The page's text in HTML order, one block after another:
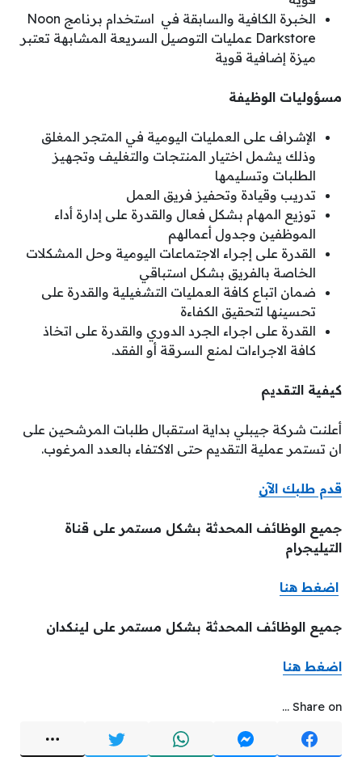
الخبرة الكافية والسابقة في استخدام برنامج Noon
Darkstore عمليات التوصيل السريعة المشابهة تعتبر
ميزة إضافية قوية
مسؤوليات الوظيفة
الإشراف على العمليات اليومية في المتجر المغلق
وذلك يشمل اختيار المنتجات والتغليف وتجهيز
الطلبات وتسليمها
تدريب وقيادة وتحفيز فريق العمل
توزيع المهام بشكل فعال والقدرة على إدارة أداء
الموظفين وجدول أعمالهم
القدرة على إجراء الاجتماعات اليومية وحل المشكلات
الخاصة بالفريق بشكل استباقي
ضمان اتباع كافة العمليات التشغيلية والقدرة على
تحسينها لتحقيق الكفاءة
القدرة على اجراء الجرد الدوري والقدرة على اتخاذ
كافة الاجراءات لمنع السرقة أو الفقد.
كيفية التقديم
أعلنت شركة جيبلي بداية استقبال طلبات المرشحين على
ان تستمر عملية التقديم حتى الاكتفاء بالعدد المرغوب.
قدم طلبك الآن
جميع الوظائف المحدثة بشكل مستمر على قناة
التيليجرام
اضغط هنا
جميع الوظائف المحدثة بشكل مستمر على لينكدان
اضغط هنا
Share on ...